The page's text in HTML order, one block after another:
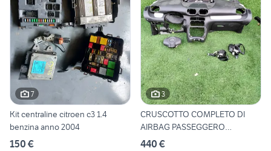
7
Kit centraline citroen c3 1.4
benzina anno 2004
150 €
3
CRUSCOTTO COMPLETO DI
AIRBAG PASSEGGERO
CITROEN C3
440 €